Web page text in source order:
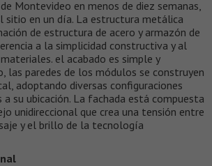
Montevideo en menos de diez semanas,
sitio en un día. La estructura metálica
de estructura de acero y armazón de
a la simplicidad constructiva y al
el acabado es simple y
las paredes de los módulos se construyen
adoptando diversas configuraciones
a su ubicación. La fachada está compuesta
unidireccional que crea una tensión entre
y el brillo de la tecnología